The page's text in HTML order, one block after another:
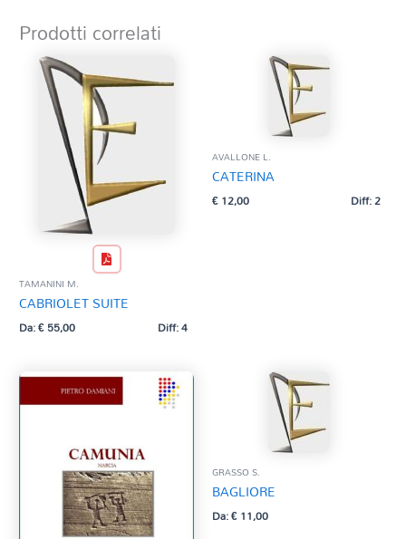
Prodotti correlati
TAMANINI M.
CABRIOLET SUITE
Da:€55,00 Diff: 4
AVALLONE L.
CATERINA
€12,00 Diff: 2
GRASSO S.
BAGLIORE
Da:€11,00